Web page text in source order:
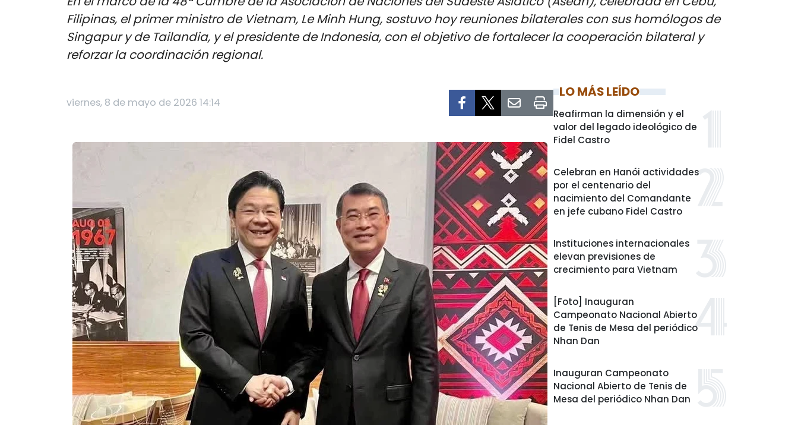
Filipinas, el primer ministro de Vietnam, Le Minh Hung, sostuvo hoy reuniones bilaterales con sus homólogos de
Singapur y de Tailandia, y el presidente de Indonesia, con el objetivo de fortalecer la cooperación bilateral y
reforzar la coordinación regional.
viernes, 8 de mayo de 2026 14:14
LO MÁS LEÍDO
Reafirman la dimensión y el
valor del legado ideológico de
Fidel Castro
Celebran en Hanói actividades
por el centenario del
nacimiento del Comandante
en jefe cubano Fidel Castro
Instituciones internacionales
elevan previsiones de
crecimiento para Vietnam
[Foto] Inauguran
Campeonato Nacional Abierto
de Tenis de Mesa del periódico
Nhan Dan
Inauguran Campeonato
Nacional Abierto de Tenis de
Mesa del periódico Nhan Dan